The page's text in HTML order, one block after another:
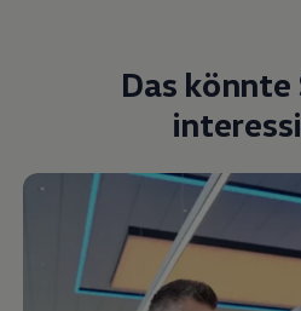
Das könnte